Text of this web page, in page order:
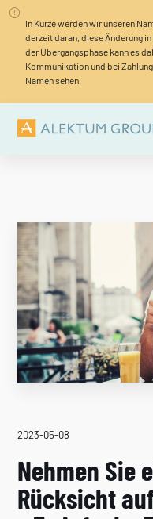
In Kürze werden wir unseren
derzeit daran, diese Änderung
der Übergangsphase kann es
Kommunikation und bei
Namen sehen.
2023-05-08
Nehmen Sie
Rücksicht